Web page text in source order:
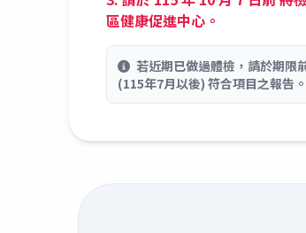
區健康促進中心。
若近期已做過體檢，請於期限
(115年7月以後) 符合項目之報告。